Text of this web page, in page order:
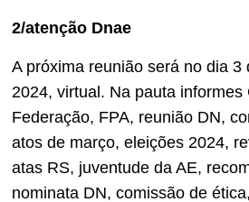
2/atenção Dnae
A próxima reunião será no dia 3
2024, virtual. Na pauta informes
Federação, FPA, reunião DN,
atos de março, eleições 2024,
atas RS, juventude da AE,
nominata DN, comissão de